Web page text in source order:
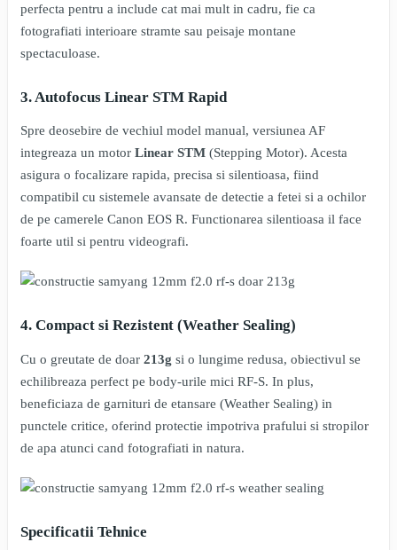
perfecta pentru a include cat mai mult in cadru, fie ca
fotografiati interioare stramte sau peisaje montane
spectaculoase.
3. Autofocus Linear STM Rapid
Spre deosebire de vechiul model manual, versiunea AF
integreaza un motor Linear STM (Stepping Motor). Acesta
asigura o focalizare rapida, precisa si silentioasa, fiind
compatibil cu sistemele avansate de detectie a fetei si a ochilor
de pe camerele Canon EOS R. Functionarea silentioasa il face
foarte util si pentru videografi.
4. Compact si Rezistent (Weather Sealing)
Cu o greutate de doar 213g si o lungime redusa, obiectivul se
echilibreaza perfect pe body-urile mici RF-S. In plus,
beneficiaza de garnituri de etansare (Weather Sealing) in
punctele critice, oferind protectie impotriva prafului si stropilor
de apa atunci cand fotografiati in natura.
Specificatii Tehnice